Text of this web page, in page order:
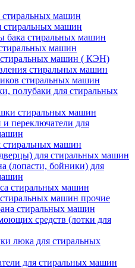
машин
стиральных машин
бака стиральных машин
машин
машин ( КЭН)
стиральных машин
стиральных машин
полубаки для стиральных
стиральных машин
переключатели для
стиральных машин
для стиральных машин
(лопасти, бойники) для
стиральных машин
стиральных машин прочие
стиральных машин
средств (лотки для
люка для стиральных
для стиральных машин